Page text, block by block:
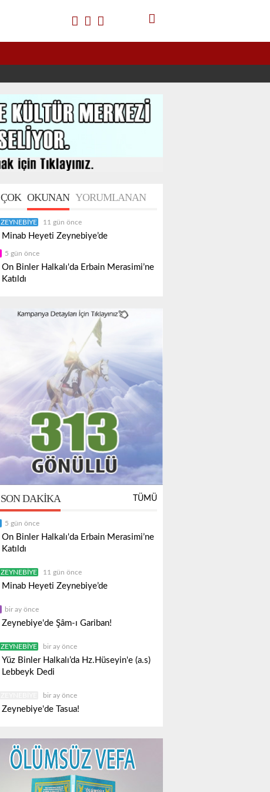
ÇOK OKUNAN YORUMLANAN
ZEYNEBIYE 11 gün önce
Minab Heyeti Zeynebiye’de
5 gün önce
On Binler Halkalı'da Erbain Merasimi’ne
Katıldı
SON DAKIKA TÜMÜ
5 gün önce
On Binler Halkalı'da Erbain Merasimi’ne
Katıldı
ZEYNEBIYE 11 gün önce
Minab Heyeti Zeynebiye’de
bir ay önce
Zeynebiye'de Şâm-ı Gariban!
ZEYNEBIYE bir ay önce
Yüz Binler Halkalı’da Hz.Hüseyin'e (a.s)
Lebbeyk Dedi
bir ay önce
Zeynebiye'de Tasua!